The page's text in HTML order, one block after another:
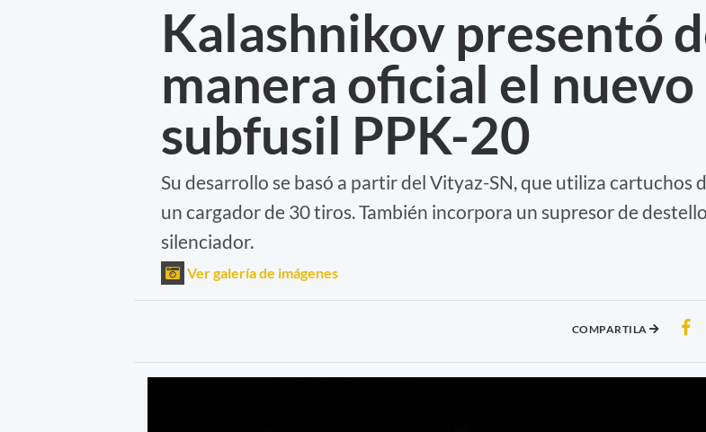
Kalashnikov presentó
manera oficial el nuevo
subfusil PPK-20
Su desarrollo se basó a partir del Vityaz-SN, que utiliza cartuchos
un cargador de 30 tiros. También incorpora un supresor de
silenciador.
Ver galería de imágenes
COMPARTILA